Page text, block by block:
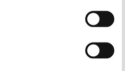
er gjennomførd på Firda